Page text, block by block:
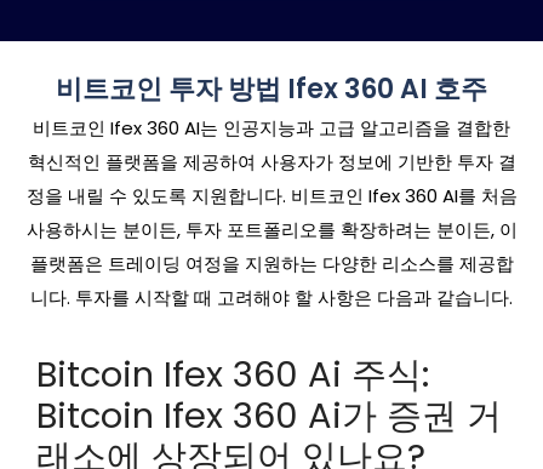
비트코인 투자 방법 Ifex 360 AI 호주
비트코인 Ifex 360 AI는 인공지능과 고급 알고리즘을 결합한
혁신적인 플랫폼을 제공하여 사용자가 정보에 기반한 투자 결
정을 내릴 수 있도록 지원합니다. 비트코인 ​​Ifex 360 AI를 처음
사용하시는 분이든, 투자 포트폴리오를 확장하려는 분이든, 이
플랫폼은 트레이딩 여정을 지원하는 다양한 리소스를 제공합
니다. 투자를 시작할 때 고려해야 할 사항은 다음과 같습니다.
Bitcoin Ifex 360 Ai 주식:
Bitcoin Ifex 360 Ai가 증권 거
래소에 상장되어 있나요?